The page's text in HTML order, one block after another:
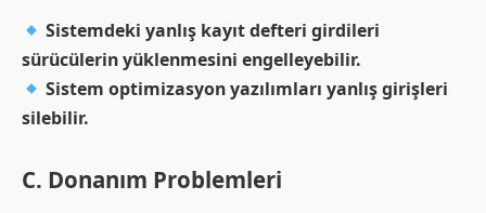
Sistemdeki yanlış kayıt defteri girdileri
sürücülerin yüklenmesini engelleyebilir.
Sistem optimizasyon yazılımları yanlış girişleri
silebilir.
C. Donanım Problemleri